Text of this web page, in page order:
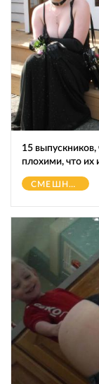
15
плохими, что
СМЕШНОЕ